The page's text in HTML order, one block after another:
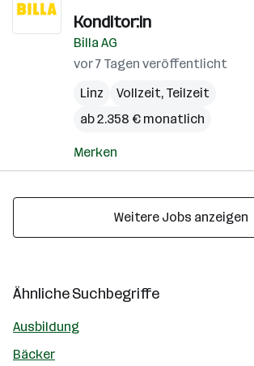
Konditor:in
Billa AG
vor 7 Tagen veröffentlicht
Linz
Vollzeit, Teilzeit
ab 2.358 € monatlich
Merken
Weitere Jobs anzeigen
Ähnliche Suchbegriffe
Ausbildung
Bäcker